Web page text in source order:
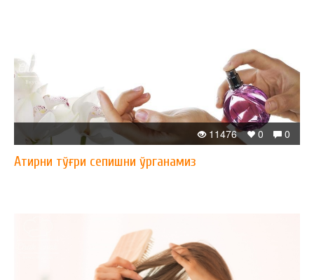
0
0
11476
Атирни тўғри сепишни ўрганамиз